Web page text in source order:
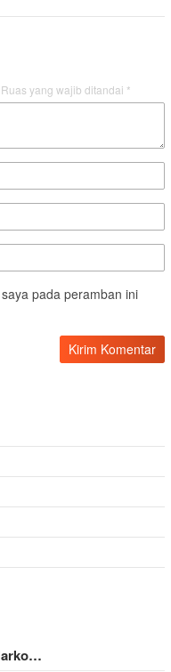
Ruas yang wajib ditandai *
pada peramban ini